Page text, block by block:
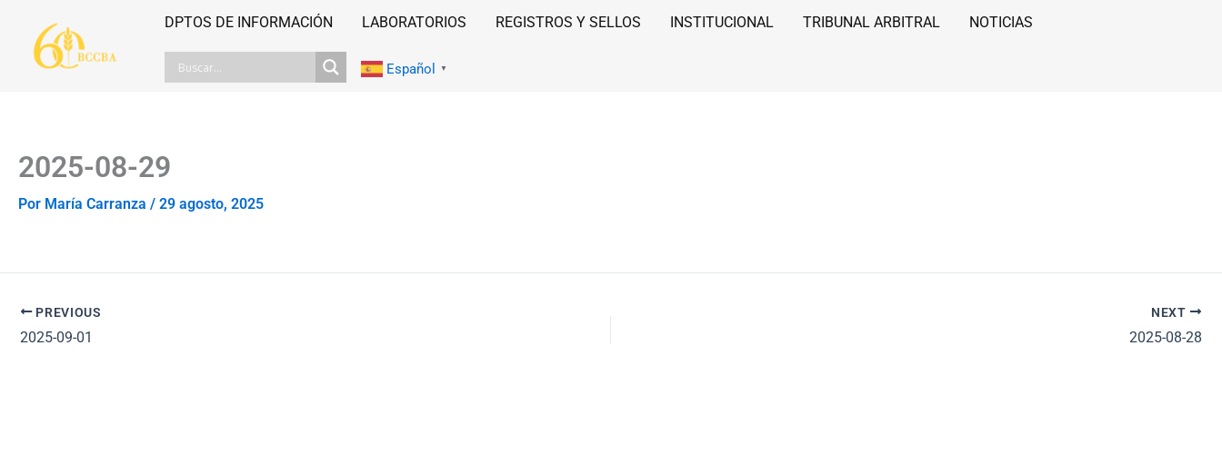
contenido
DPTOS DE INFORMACIÓN LABORATORIOS REGISTROS Y SELLOS INSTITUCIONAL TRIBUNAL ARBITRAL NOTICIAS
Español ▼
2025-08-29
Por María Carranza / 29 agosto, 2025
PREVIOUS
2025-09-01
NEXT
2025-08-28